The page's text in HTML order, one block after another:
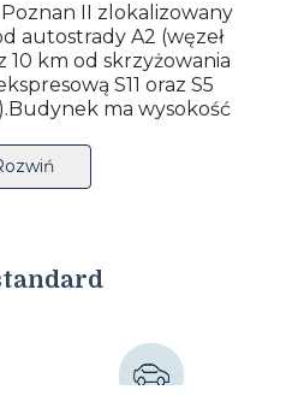
II zlokalizowany
autostrady A2 (węzeł
10 km od skrzyżowania
S11 oraz S5
ma wysokość
Excellent.
w wiele rozwiązń z
wpływu biznesu
w nowej strefie
w zachodniej części